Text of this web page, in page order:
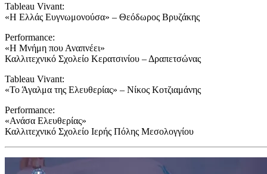
Tableau Vivant:
«Η Ελλάς Ευγνωμονούσα» – Θεόδωρος Βρυζάκης
Performance:
«Η Μνήμη που Αναπνέει»
Καλλιτεχνικό Σχολείο Κερατσινίου – Δραπετσώνας
Tableau Vivant:
«Το Άγαλμα της Ελευθερίας» – Νίκος Κοτζιαμάνης
Performance:
«Ανάσα Ελευθερίας»
Καλλιτεχνικό Σχολείο Ιερής Πόλης Μεσολογγίου